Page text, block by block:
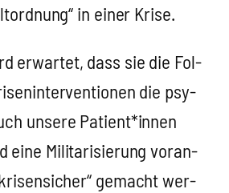
in einer Kri­se.
erwar­tet, dass sie die Fol­
die psy­
unse­re Patient*innen
eine Mili­ta­ri­sie­rung vor­an­
gemacht wer­